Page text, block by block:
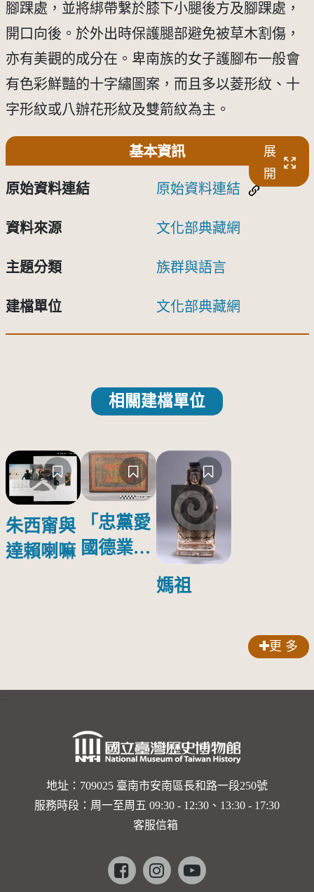
腳踝處，並將綁帶繫於膝下小腿後方及腳踝處，
開口向後。於外出時保護腿部避免被草木割傷，
亦有美觀的成分在。卑南族的女子護腳布一般會
有色彩鮮豔的十字繡圖案，而且多以菱形紋、十
字形紋或八辦花形紋及雙箭紋為主。
基本資訊
展
開
原始資料連結 原始資料連結
資料來源 文化部典藏網
主題分類 族群與語言
建檔單位 文化部典藏網
相關建檔單位
朱西甯與
達賴喇嘛
「忠黨愛
國德業並
媽祖
更 多
地址：709025 臺南市安南區長和路一段250號
服務時段：周一至周五 09:30 - 12:30、13:30 - 17:30
客服信箱
Facebookinstagramyoutube